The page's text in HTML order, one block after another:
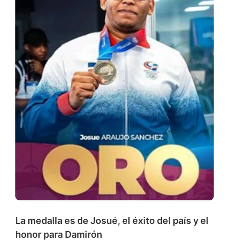
La medalla es de Josué, el éxito del país y el
honor para Damirón